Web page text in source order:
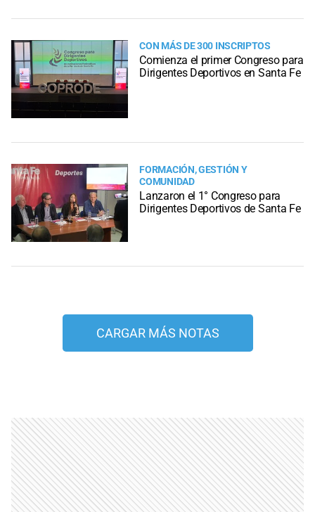
CON MÁS DE 300 INSCRIPTOS
Comienza el primer Congreso para
Dirigentes Deportivos en Santa Fe
FORMACIÓN, GESTIÓN Y
COMUNIDAD
Lanzaron el 1° Congreso para
Dirigentes Deportivos de Santa Fe
CARGAR MÁS NOTAS